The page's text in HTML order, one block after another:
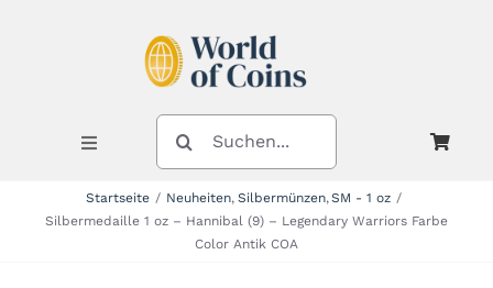
Toggle
Navigation
SUCHE
NACH:
Startseite Neuheiten Silbermünzen SM - 1 oz
Silbermedaille 1 oz – Hannibal (9) – Legendary Warriors Farbe
Color Antik COA